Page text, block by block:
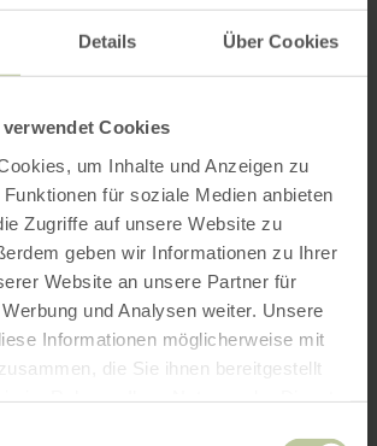
Details Über Cookies
Cookies
um Inhalte und Anzeigen zu
für soziale Medien anbieten
Zugriffe auf unsere Website zu
geben wir Informationen zu Ihrer
Website an unsere Partner für
und Analysen weiter. Unsere
Informationen möglicherweise mit
die Sie ihnen bereitgestellt